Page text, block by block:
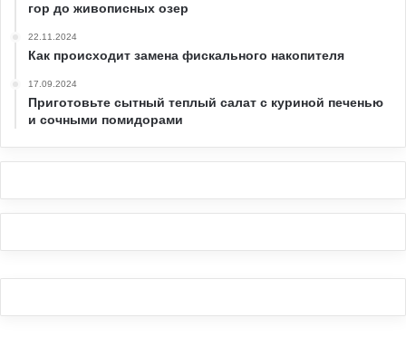
гор до живописных озер
22.11.2024
Как происходит замена фискального накопителя
17.09.2024
Приготовьте сытный теплый салат с куриной печенью
и сочными помидорами